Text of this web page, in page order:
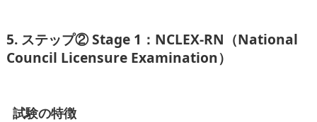
5. ステップ② Stage 1：NCLEX-RN（National
Council Licensure Examination）
試験の特徴